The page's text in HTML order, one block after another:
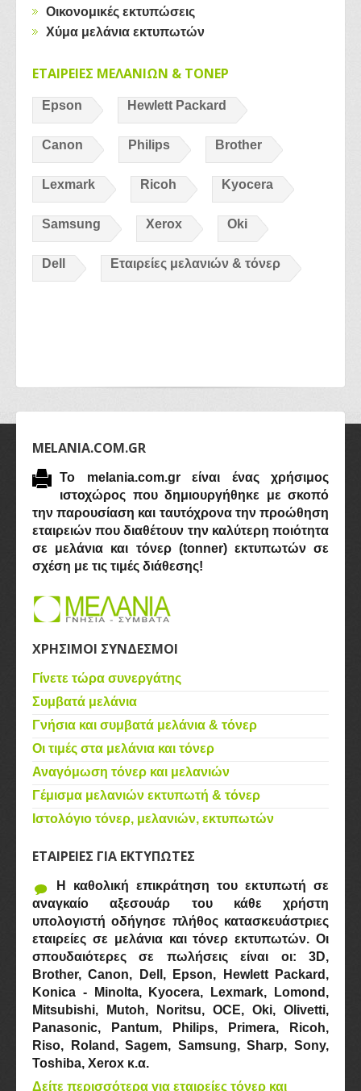
Οικονομικές εκτυπώσεις
Χύμα μελάνια εκτυπωτών
ΕΤΑΙΡΕΙΕΣ ΜΕΛΑΝΙΩΝ & ΤΟΝΕΡ
Epson Hewlett Packard
Canon Philips Brother
Lexmark Ricoh Kyocera
Samsung Xerox Oki
Dell Εταιρείες μελανιών & τόνερ
MELANIA.COM.GR
Το melania.com.gr είναι ένας χρήσιμος
ιστοχώρος που δημιουργήθηκε με σκοπό
την παρουσίαση και ταυτόχρονα την προώθηση
εταιρειών που διαθέτουν την καλύτερη ποιότητα
σε μελάνια και τόνερ (tonner) εκτυπωτών σε
σχέση με τις τιμές διάθεσης!
ΧΡΗΣΙΜΟΙ ΣΥΝΔΕΣΜΟΙ
Γίνετε τώρα συνεργάτης
Συμβατά μελάνια
Γνήσια και συμβατά μελάνια & τόνερ
Οι τιμές στα μελάνια και τόνερ
Αναγόμωση τόνερ και μελανιών
Γέμισμα μελανιών εκτυπωτή & τόνερ
Ιστολόγιο τόνερ, μελανιών, εκτυπωτών
ΕΤΑΙΡΕΙΕΣ ΓΙΑ ΕΚΤΥΠΩΤΕΣ
Η καθολική επικράτηση του εκτυπωτή σε
αναγκαίο αξεσουάρ του κάθε χρήστη
υπολογιστή οδήγησε πλήθος κατασκευάστριες
εταιρείες σε μελάνια και τόνερ εκτυπωτών. Οι
σπουδαιότερες σε πωλήσεις είναι οι: 3D,
Brother, Canon, Dell, Epson, Hewlett Packard,
Konica - Minolta, Kyocera, Lexmark, Lomond,
Mitsubishi, Mutoh, Noritsu, OCE, Oki, Olivetti,
Panasonic, Pantum, Philips, Primera, Ricoh,
Riso, Roland, Sagem, Samsung, Sharp, Sony,
Toshiba, Xerox κ.α.
Δείτε περισσότερα για εταιρείες τόνερ και